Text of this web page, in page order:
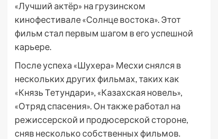
«Лучший актёр» на грузинском
кинофестивале «Солнце востока». Этот
фильм стал первым шагом в его успешной
карьере.
После успеха «Шухера» Месхи снялся в
нескольких других фильмах, таких как
«Князь Тетундари», «Казахская новель»,
«Отряд спасения». Он также работал на
режиссерской и продюсерской стороне,
сняв несколько собственных фильмов.